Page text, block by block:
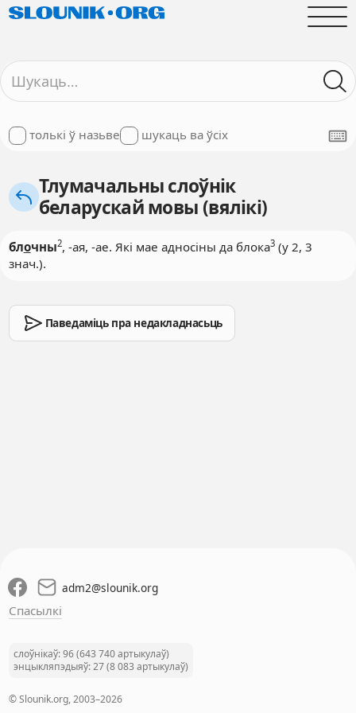
толькі ў назьве шукаць ва ўсіх
Тлумачальны слоўнік
беларускай мовы (вялікі)
блочны2, -ая, -ае. Які мае адносіны да блока3(у 2, 3
знач.).
Паведаміць пра недакладнасьць
adm2@slounik.org
Спасылкі
слоўнікаў: 96 (643 740 артыкулаў)
энцыкляпэдыяў: 27 (8 083 артыкулаў)
© Slounik.org, 2003–2026